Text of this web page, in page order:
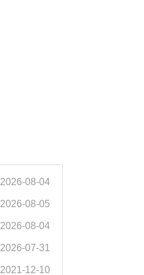
2026-08-04
2026-08-05
2026-08-04
2026-07-31
2021-12-10